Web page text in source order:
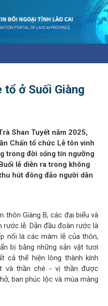
tổ ở Suối Giàng
Shan Tuyết năm 2025,
Chấn tổ chức Lễ tôn vinh
trong đời sống tín ngưỡng
lễ diễn ra trong không
hút đông đảo người dân
thôn Giàng B, các đại biểu và
rước lễ. Dẫn đầu đoàn rước là
nối là các mâm lễ của thôn,
bị bằng những sản vật tươi
cả thể hiện lòng thành kính
và thần chè - vị thần được
ban phúc lộc và mùa màng